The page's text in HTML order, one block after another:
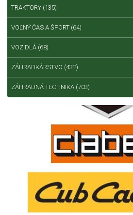
TRAKTORY (135)
VOĽNÝ ČAS A ŠPORT (64)
VOZIDLÁ (68)
ZÁHRADKÁRSTVO (432)
ZÁHRADNÁ TECHNIKA (703)